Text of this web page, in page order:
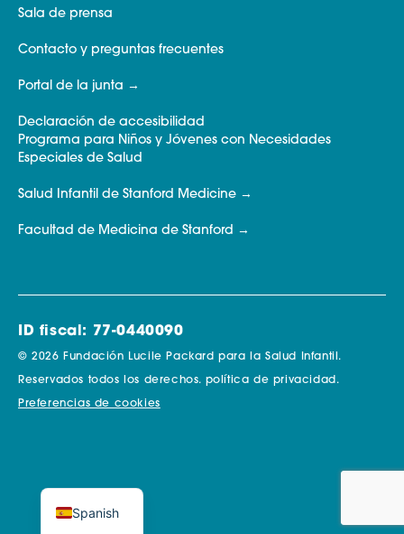
Sala de prensa
Contacto y preguntas frecuentes
Portal de la junta
Declaración de accesibilidad
Programa para Niños y Jóvenes con Necesidades
Especiales de Salud
Salud Infantil de Stanford Medicine
Facultad de Medicina de Stanford
ID fiscal: 77-0440090
© 2026 Fundación Lucile Packard para la Salud Infantil.
Reservados todos los derechos. política de privacidad.
Preferencias de cookies
Spanish